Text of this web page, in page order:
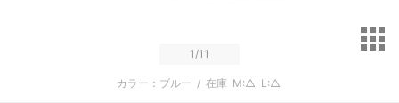
1/11
カラー：ブルー / 在庫 M:△ L:△